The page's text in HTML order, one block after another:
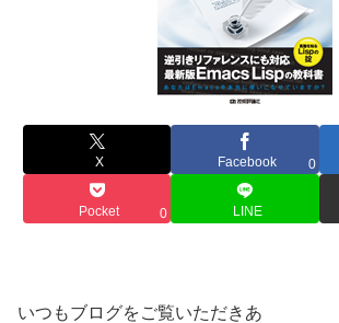
X Facebook 0
Pocket 0 LINE
いつもブログをご覧いただきあ